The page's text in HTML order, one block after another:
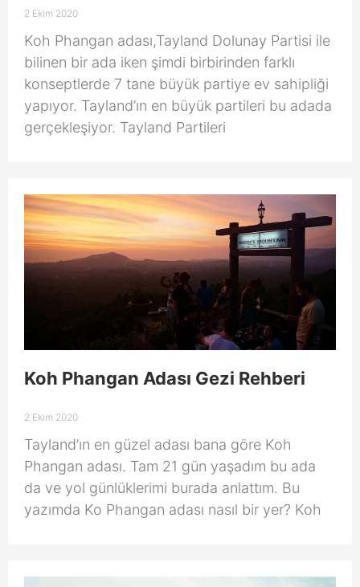
2 Ekim 2020
Koh Phangan adası,Tayland Dolunay Partisi ile
bilinen bir ada iken şimdi birbirinden farklı
konseptlerde 7 tane büyük partiye ev sahipliği
yapıyor. Tayland’ın en büyük partileri bu adada
gerçekleşiyor. Tayland Partileri
Koh Phangan Adası Gezi Rehberi
2 Ekim 2020
Tayland’ın en güzel adası bana göre Koh
Phangan adası. Tam 21 gün yaşadım bu ada
da ve yol günlüklerimi burada anlattım. Bu
yazımda Ko Phangan adası nasıl bir yer? Koh